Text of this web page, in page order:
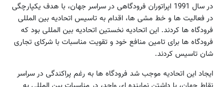
در سال 1991 اپراتوران فرودگاهی در سراسر جهان، با هدف یکپارچگی
در فعالیت ها و خط مشی ها، اقدام به تاسیس اتحادیه بین المللی
فرودگاه ها کردند. این اتحادیه نخستین اتحادیه بین المللی بود که
فرودگاه ها برای تامین منافع خود و تقویت مناسبات با شرکای تجاری
شان تاسیس کردند.
ایجاد این اتحادیه موجب شد فرودگاه ها به رغم پراکندگی در سراسر